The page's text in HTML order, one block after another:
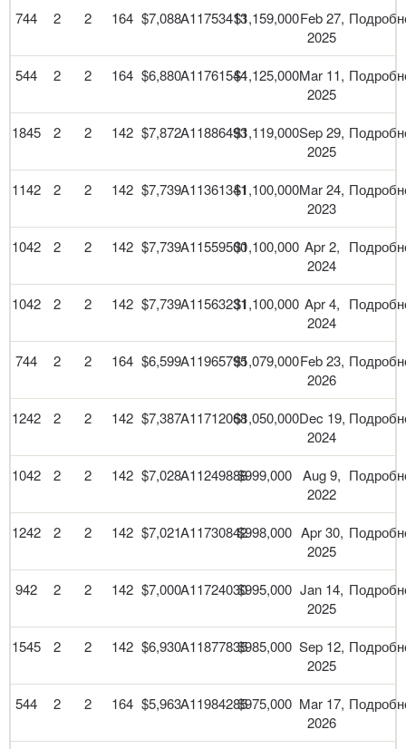
744 2 2 164 $7,088A11753413$1,159,000Feb 27,
2025
544 2 2 164 $6,880A11761544$1,125,000Mar 11,
2025
1845 2 2 142 $7,872A11886493$1,119,000Sep 29,
2025
1142 2 2 142 $7,739A11361341$1,100,000Mar 24,
2023
1042 2 2 142 $7,739A11559500$1,100,000 Apr 2,
2024
1042 2 2 142 $7,739A11563231$1,100,000 Apr 4,
2024
744 2 2 164 $6,599A11965795$1,079,000Feb 23,
2026
1242 2 2 142 $7,387A11712068$1,050,000Dec 19,
2024
1042 2 2 142 $7,028A11249888$999,000 Aug 9,
2022
1242 2 2 142 $7,021A11730842$998,000 Apr 30,
2025
942 2 2 142 $7,000A11724030$995,000 Jan 14,
2025
1545 2 2 142 $6,930A11877835$985,000 Sep 12,
2025
544 2 2 164 $5,963A11984285$975,000 Mar 17,
2026